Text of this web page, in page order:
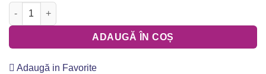
Cantitate Invitatii de Nunta - PS1116
ADAUGĂ ÎN COȘ
Adaugă in Favorite